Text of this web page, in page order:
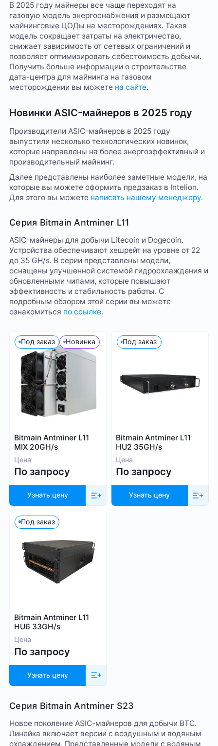
В 2025 году майнеры все чаще переходят на
газовую модель энергоснабжения и размещают
майнинговые ЦОДы на месторождениях. Такая
модель сокращает затраты на электричество,
снижает зависимость от сетевых ограничений и
позволяет оптимизировать себестоимость добычи.
Получить больше информации о строительстве
дата-центра для майнинга на газовом
месторождении вы можете на сайте.
Новинки ASIC-майнеров в 2025 году
Производители ASIC-майнеров в 2025 году
выпустили несколько технологических новинок,
которые направлены на более энергоэффективный и
производительный майнинг.
Далее представлены наиболее заметные модели, на
которые вы можете оформить предзаказ в Intelion.
Для этого вы можете написать нашему менеджеру.
Серия Bitmain Antminer L11
ASIC-майнеры для добычи Litecoin и Dogecoin.
Устройства обеспечивают хешрейт на уровне от 22
до 35 GH/s. В серии представлены модели,
оснащены улучшенной системой гидроохлаждения и
обновленными чипами, которые повышают
эффективность и стабильность работы. С
подробным обзором этой серии вы можете
ознакомиться по ссылке.
Под заказ Новинка
Bitmain Antminer L11
MIX 20GH/s
Цена
По запросу
Узнать цену
Под заказ
Bitmain Antminer L11
HU2 35GH/s
Цена
По запросу
Узнать цену
Под заказ
Bitmain Antminer L11
HU6 33GH/s
Цена
По запросу
Узнать цену
Серия Bitmain Antminer S23
Новое поколение ASIC-майнеров для добычи BTC.
Линейка включает версии с воздушным и водяным
охлаждением. Представленные модели с водяным